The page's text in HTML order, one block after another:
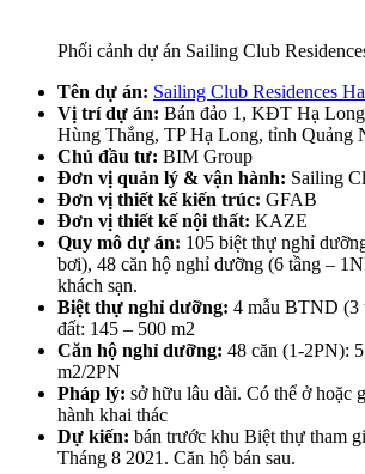
Phối cảnh dự án Sailing Club
Tên dự án: Sailing Club Residences
Vị trí dự án: Bán đảo 1, KĐT Hạ
Hùng Thắng, TP Hạ Long, tỉnh Quảng
Chủ đầu tư: BIM Group
Đơn vị quản lý & vận hành: Sailing
Đơn vị thiết kế kiến trúc: GFAB
Đơn vị thiết kế nội thất: KAZE
Quy mô dự án: 105 biệt thự nghỉ
bơi), 48 căn hộ nghỉ dưỡng (6 tầng –
khách sạn.
Biệt thự nghỉ dưỡng: 4 mẫu BTND (3
đất: 145 – 500 m2
Căn hộ nghỉ dưỡng: 48 căn (1-2PN):
m2/2PN
Pháp lý: sở hữu lâu dài. Có thể ở hoặc
hành khai thác
Dự kiến: bán trước khu Biệt thự tham
Tháng 8 2021. Căn hộ bán sau.